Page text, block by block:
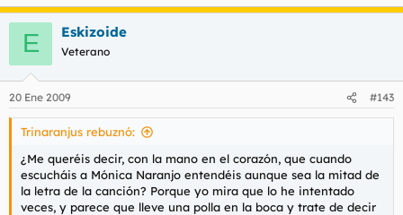
Es que yo creo que tenemos artistas muy válidos pero nos
cagamos en ellos porque son Españoles y claro, así cualquiera
hace música con una panda de hijoputas desagradecidos por
público al que alimentar, quienes me devolverán las letras
hechas una pelota directamente a la cara porque o me vendo
E Eskizoide
Veterano
20 Ene 2009 #143
Trinaranjus rebuznó:
¿Me queréis decir, con la mano en el corazón, que cuando
escucháis a Mónica Naranjo entendéis aunque sea la mitad de
la letra de la canción? Porque yo mira que lo he intentado
veces, y parece que lleve una polla en la boca y trate de decir